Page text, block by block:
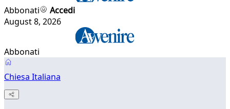
Abbonati
Accedi
August 8, 2026
Abbonati
Chiesa Italiana